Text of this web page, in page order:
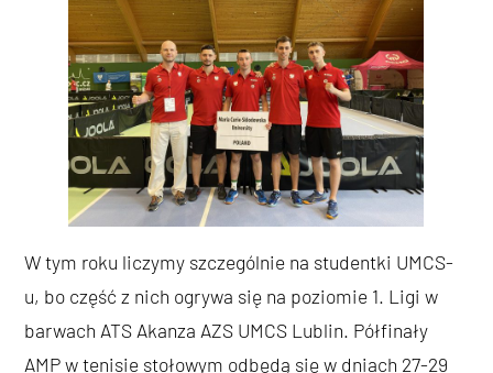
W tym roku liczymy szczególnie na studentki UMCS-
u, bo część z nich ogrywa się na poziomie 1. Ligi w
barwach ATS Akanza AZS UMCS Lublin. Półfinały
AMP w tenisie stołowym odbędą się w dniach 27-29